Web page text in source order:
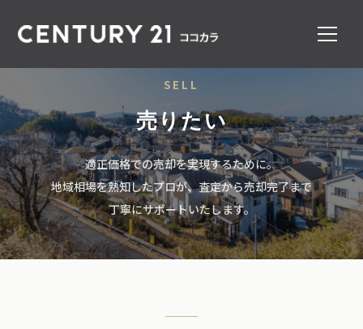
SELL
売りたい
適正価格での売却を実現するために。
地域相場を熟知したプロが、査定から売却完了まで
丁寧にサポートいたします。